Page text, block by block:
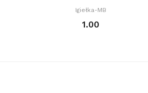
Igiełka-MB
1.00